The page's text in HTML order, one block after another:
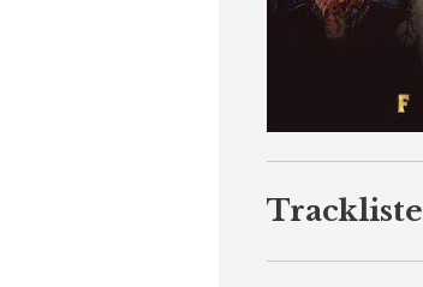
Trackliste